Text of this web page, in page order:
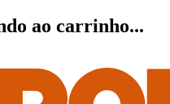
ao carrinho...